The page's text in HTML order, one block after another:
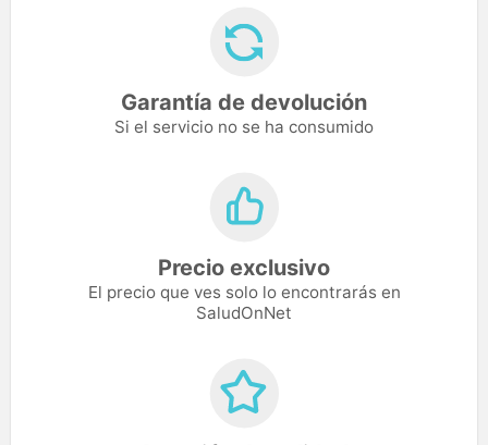
Garantía de devolución
Si el servicio no se ha consumido
Precio exclusivo
El precio que ves solo lo encontrarás en
SaludOnNet